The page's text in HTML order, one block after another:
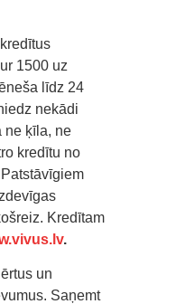
1500 uz
līdz 24
nekādi
ne ķīla, ne
kredītu no
Kredītam
.
un
Saņemt